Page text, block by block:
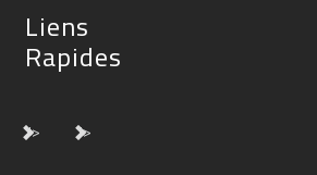
Liens
Rapides
"> ">